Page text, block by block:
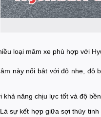
loại mâm xe phù hợp với
này nổi bật với độ nhẹ, độ
khả năng chịu lực tốt và độ
Là sự kết hợp giữa sợi thủy